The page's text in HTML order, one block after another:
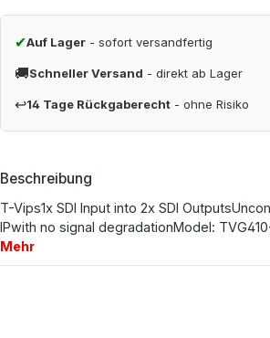
✔Auf Lager - sofort versandfertig
🚚Schneller Versand - direkt ab Lager
↩14 Tage Rückgaberecht - ohne Risiko
Beschreibung
T-Vips1x SDI Input into 2x SDI
IPwith no signal degradationModel:
Mehr